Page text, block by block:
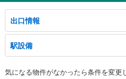
出口情報
１出口
護国寺、日本大学豊山中学校・高等学校、
見坂、不忍通り、大塚５丁目
２出口
駅設備
※段差なしでの移動経路
気になる物件がなかったら条件を変更